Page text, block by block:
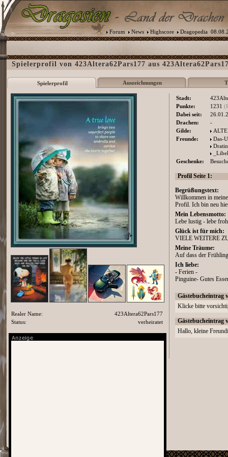
Forum News Highscore Dragopedia
Spielerprofil von 423Altera62Pars177 aus
Spielerprofil Auszeichnungen
Stadt:
Punkte:
1231
Dabei seit:
Drachen:
-
Gilde:
Freunde:
Das-
Geschenke:
Profil Seite 1:
Begrüßungstext:
Willkommen in
Profil. Ich bin neu
Mein Lebensmotto:
Lebe lustig - lebe
Glück ist für mich:
VIELE WEITERE
Meine Träume:
Auf dass der
Ich liebe:
- Ferien -
Pinguine- Gutes
Gästebucheintrag
Klicke bitte
Gästebucheintrag
Hallo, kleine
Realer Name:
423Altera62Pars177
Status:
verheiratet